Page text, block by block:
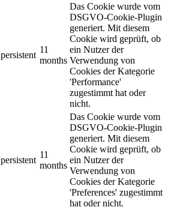
persistent
11
months
Das Cookie wurde vom
DSGVO-Cookie-Plugin
generiert. Mit diesem
Cookie wird geprüft, ob
ein Nutzer der
Verwendung von
Cookies der Kategorie
'Performance'
zugestimmt hat oder
nicht.
persistent
11
months
Das Cookie wurde vom
DSGVO-Cookie-Plugin
generiert. Mit diesem
Cookie wird geprüft, ob
ein Nutzer der
Verwendung von
Cookies der Kategorie
'Preferences' zugestimmt
hat oder nicht.